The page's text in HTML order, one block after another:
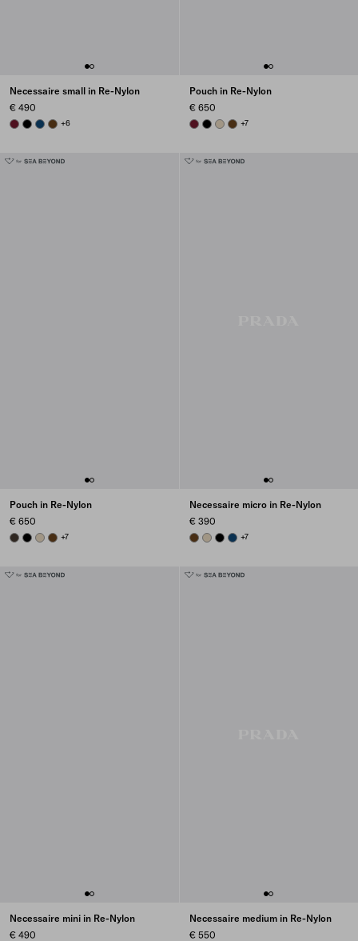
Necessaire small in Re-Nylon
€ 490
BURGUNDY
BLACKBALTIC BLUE
BRANDY
+6
Pouch in Re-Nylon
€ 650
BURGUNDY
BLACKDESERT BEIGE
BRANDY
+7
Pouch in Re-Nylon
€ 650
BURNT BROWN
BLACKDESERT BEIGE
BRANDY
+7
Necessaire micro in Re-Nylon
€ 390
BRANDY
DESERT BEIGE
BLACKBALTIC BLUE
+7
Necessaire mini in Re-Nylon
€ 490
Necessaire medium in Re-Nylon
€ 550